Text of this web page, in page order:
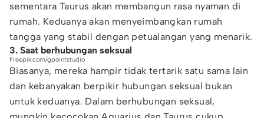
sementara Taurus akan membangun rasa nyaman di
rumah. Keduanya akan menyeimbangkan rumah
tangga yang stabil dengan petualangan yang menarik.
3. Saat berhubungan seksual
Freepik.com/gpointstudio
Biasanya, mereka hampir tidak tertarik satu sama lain
dan kebanyakan berpikir hubungan seksual bukan
untuk keduanya. Dalam berhubungan seksual,